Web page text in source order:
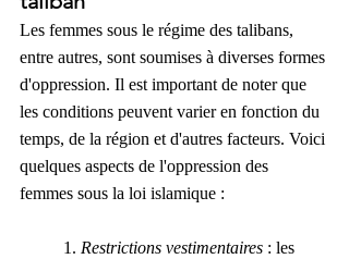
Les femmes sous le régime des talibans,
entre autres, sont soumises à diverses formes
d'oppression. Il est important de noter que
les conditions peuvent varier en fonction du
temps, de la région et d'autres facteurs. Voici
quelques aspects de l'oppression des
femmes sous la loi islamique :
1. Restrictions vestimentaires : les